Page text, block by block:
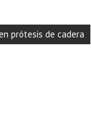
prótesis de cadera